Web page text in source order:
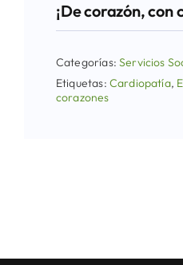
¡De corazón, con
Categorías:Servicios
Etiquetas: Cardiopatía,
corazones